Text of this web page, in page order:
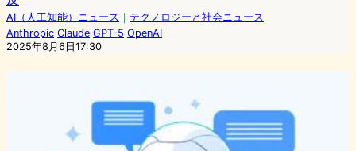
AI（人工知能）ニュース ｜ テクノロジーと社会ニュース
Anthropic Claude GPT-5 OpenAI
2025年8月6日17:30